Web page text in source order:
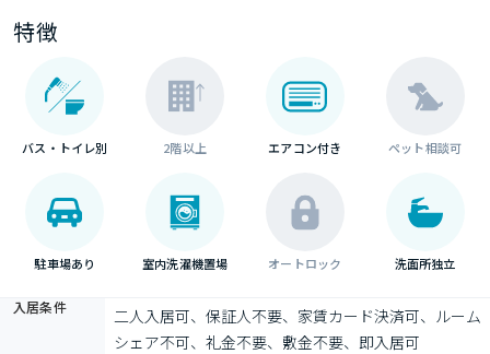
特徴
バス・トイレ別 2階以上 エアコン付き ペット相談可
駐車場あり 室内洗濯機置場 オートロック 洗面所独立
入居条件
二人入居可、保証人不要、家賃カード決済可、ルーム
シェア不可、礼金不要、敷金不要、即入居可